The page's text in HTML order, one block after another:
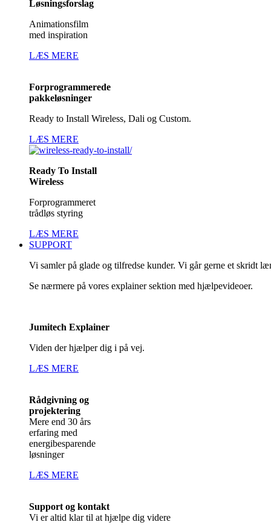
Løsningsforslag
Animationsfilm
med inspiration
LÆS MERE
Forprogrammerede
pakkeløsninger
Ready to Install Wireless, Dali og Custom.
LÆS MERE
Ready To Install
Wireless
Forprogrammeret
trådløs styring
LÆS MERE
SUPPORT
Vi samler på glade og tilfredse kunder. Vi går gerne et skridt
Se nærmere på vores explainer sektion med hjælpevideoer.
Jumitech Explainer
Viden der hjælper dig i på vej.
LÆS MERE
Rådgivning og
projektering
Mere end 30 års
erfaring med
energibesparende
løsninger
LÆS MERE
Support og kontakt
Vi er altid klar til at hjælpe dig videre